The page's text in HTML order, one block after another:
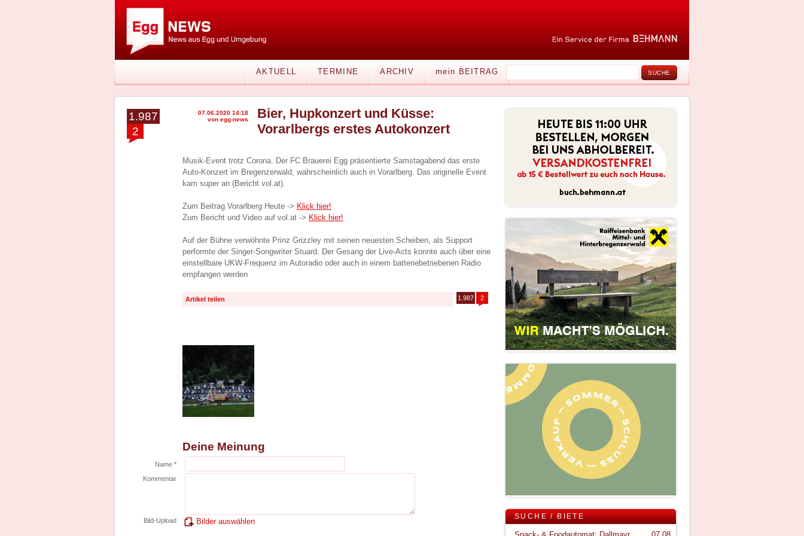
AKTUELL TERMINE ARCHIV mein BEITRAG
1.987
2
07.06.2020 14:18
von egg-news
Bier, Hupkonzert und Küsse:
Vorarlbergs erstes Autokonzert
Musik-Event trotz Corona. Der FC Brauerei Egg präsentierte Samstagabend das erste
Auto-Konzert im Bregenzerwald, wahrscheinlich auch in Vorarlberg. Das originelle Event
kam super an (Bericht vol.at).
Zum Beitrag Vorarlberg Heute -> Klick hier!
Zum Bericht und Video auf vol.at -> Klick hier!
Auf der Bühne verwöhnte Prinz Grizzley mit seinen neuesten Scheiben, als Support
performte der Singer-Songwriter Stuard. Der Gesang der Live-Acts konnte auch über eine
einstellbare UKW-Frequenz im Autoradio oder auch in einem batteriebetriebenen Radio
empfangen werden
Artikel teilen 1.987 2
Deine Meinung
Name *
Kommentar
Bild-Upload Bilder auswählen
SUCHE / BIETE